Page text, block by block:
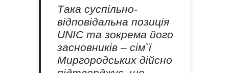
Така суспільно-
відповідальна позиція
UNIC та зокрема його
засновників – сім`ї
Миргородських дійсно